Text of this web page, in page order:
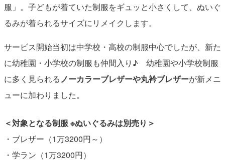
服」。子どもが着ていた制服をギュッと小さくして、ぬいぐ
るみが着られるサイズにリメイクします。
サービス開始当初は中学校・高校の制服中心でしたが、新た
に幼稚園・小学校の制服も仲間入り♪ 幼稚園や小学校制服
に多く見られるノーカラーブレザーや丸衿ブレザーが新メニ
ューに加わりました。
＜対象となる制服 ※ぬいぐるみは別売り＞
・ブレザー（1万3200円～）
・学ラン（1万3200円）